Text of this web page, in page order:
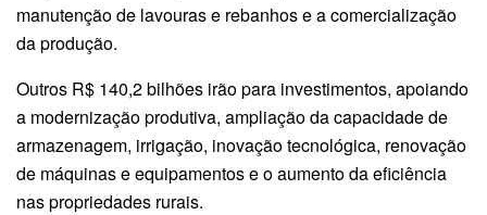
manutenção de lavouras e rebanhos e a comercialização
da produção.
Outros R$ 140,2 bilhões irão para investimentos, apoiando
a modernização produtiva, ampliação da capacidade de
armazenagem, irrigação, inovação tecnológica, renovação
de máquinas e equipamentos e o aumento da eficiência
nas propriedades rurais.